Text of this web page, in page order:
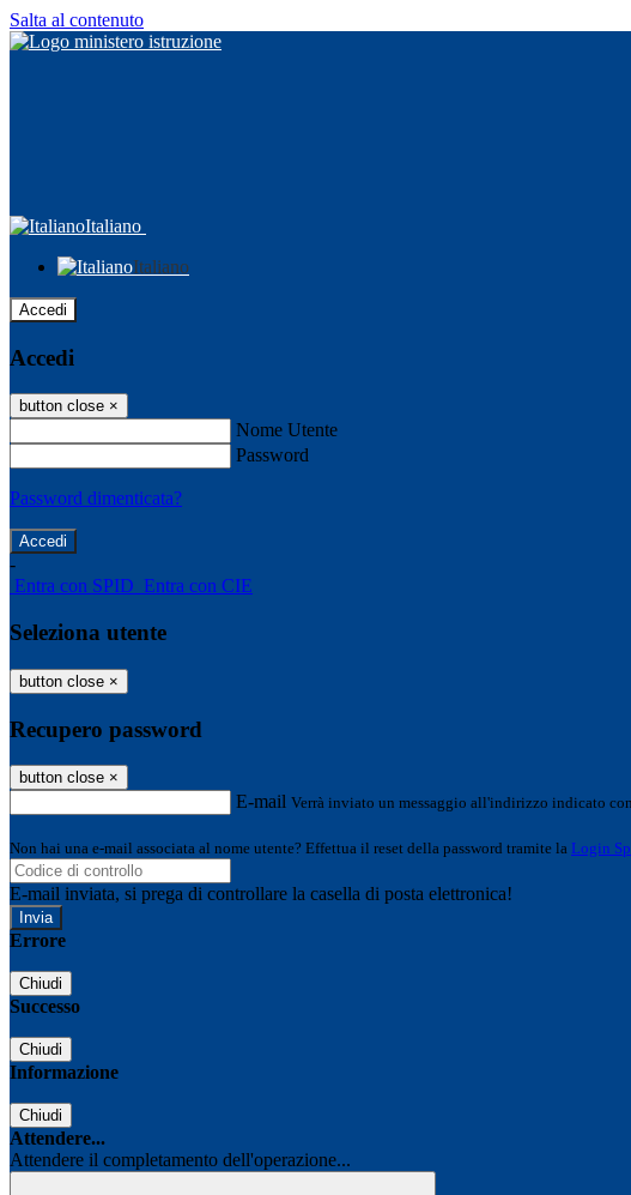
Salta al contenuto
Italiano
Italiano
Accedi
Accedi
button close ×
Nome Utente
Password
Password dimenticata?
-
Entra con SPID Entra con CIE
Seleziona utente
button close ×
Recupero password
button close ×
E-mail Verrà inviato un messaggio all'indirizzo indicato
Non hai una e-mail associata al nome utente? Effettua il reset della password tramite la Login
E-mail inviata, si prega di controllare la casella di posta elettronica!
Errore
Chiudi
Successo
Chiudi
Informazione
Chiudi
Attendere...
Attendere il completamento dell'operazione...